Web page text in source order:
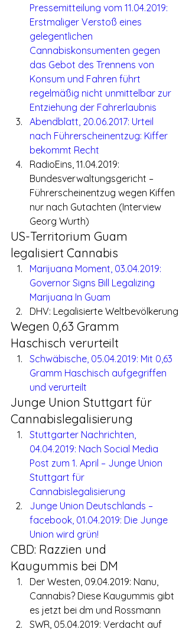
Pressemitteilung vom 11.04.2019:
Erstmaliger Verstoß eines
gelegentlichen
Cannabiskonsumenten gegen
das Gebot des Trennens von
Konsum und Fahren führt
regelmäßig nicht unmittelbar zur
Entziehung der Fahrerlaubnis
Abendblatt, 20.06.2017: Urteil
nach Führerscheinentzug: Kiffer
bekommt Recht
RadioEins, 11.04.2019:
Bundesverwaltungsgericht –
Führerscheinentzug wegen Kiffen
nur nach Gutachten (Interview
Georg Wurth)
US-Territorium Guam
legalisiert Cannabis
Marijuana Moment, 03.04.2019:
Governor Signs Bill Legalizing
Marijuana In Guam
DHV: Legalisierte Weltbevölkerung
Wegen 0,63 Gramm
Haschisch verurteilt
Schwäbische, 05.04.2019: Mit 0,63
Gramm Haschisch aufgegriffen
und verurteilt
Junge Union Stuttgart für
Cannabislegalisierung
Stuttgarter Nachrichten,
04.04.2019: Nach Social Media
Post zum 1. April – Junge Union
Stuttgart für
Cannabislegalisierung
Junge Union Deutschlands –
facebook, 01.04.2019: Die Junge
Union wird grün!
CBD: Razzien und
Kaugummis bei DM
Der Westen, 09.04.2019: Nanu,
Cannabis? Diese Kaugummis gibt
es jetzt bei dm und Rossmann
SWR, 05.04.2019: Verdacht auf